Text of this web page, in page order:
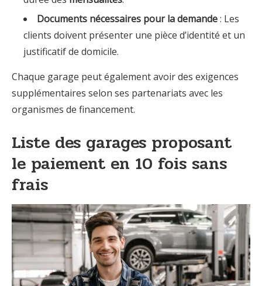
Documents nécessaires pour la demande: Les
clients doivent présenter une pièce d’identité et un
justificatif de domicile.
Chaque garage peut également avoir des exigences
supplémentaires selon ses partenariats avec les
organismes de financement.
Liste des garages proposant
le paiement en 10 fois sans
frais